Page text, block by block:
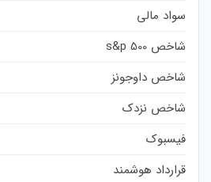
سواد مالی
شاخص s&p 500
شاخص داوجونز
شاخص نزدک
فیسبوک
قرارداد هوشمند